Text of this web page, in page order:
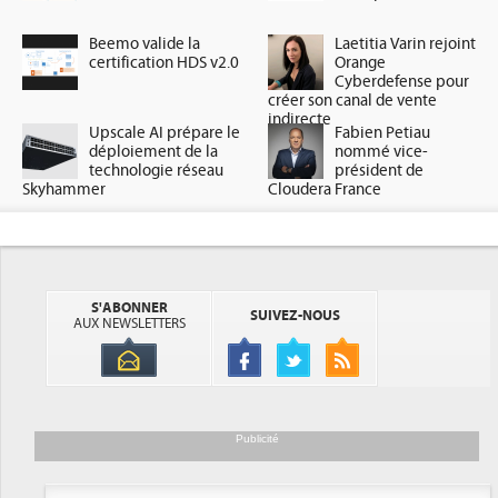
Beemo valide la
certification HDS v2.0
Laetitia Varin rejoint
Orange
Cyberdefense pour
créer son canal de vente
indirecte
Upscale AI prépare le
déploiement de la
technologie réseau
Skyhammer
Fabien Petiau
nommé vice-
président de
Cloudera France
S'ABONNER
AUX NEWSLETTERS
SUIVEZ-NOUS
Publicité